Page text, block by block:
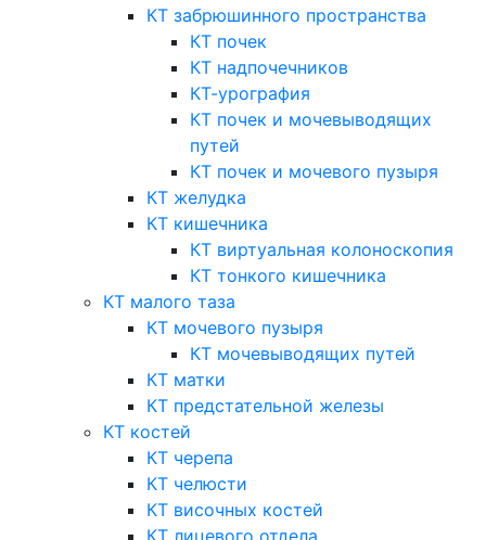
КТ забрюшинного пространства
КТ почек
КТ надпочечников
КТ-урография
КТ почек и мочевыводящих
путей
КТ почек и мочевого пузыря
КТ желудка
КТ кишечника
КТ виртуальная колоноскопия
КТ тонкого кишечника
КТ малого таза
КТ мочевого пузыря
КТ мочевыводящих путей
КТ матки
КТ предстательной железы
КТ костей
КТ черепа
КТ челюсти
КТ височных костей
КТ лицевого отдела